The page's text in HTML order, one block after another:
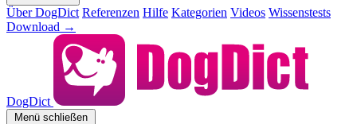
Über DogDict Referenzen Hilfe Kategorien Videos Wissenstests
Download →
DogDict
Menü schließen